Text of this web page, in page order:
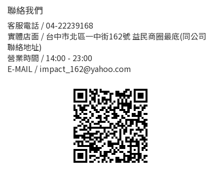
聯絡我們
客服電話 / 04-22239168
實體店面 / 台中市北區一中街162號 益民商圈最底(同公司
聯絡地址)
營業時間 / 14:00 - 23:00
E-MAIL / impact_162@yahoo.com